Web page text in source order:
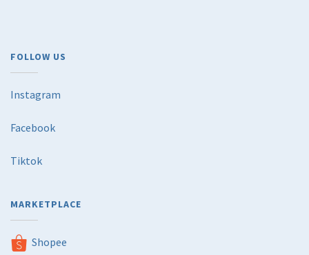
FOLLOW US
Instagram
Facebook
Tiktok
MARKETPLACE
Shopee